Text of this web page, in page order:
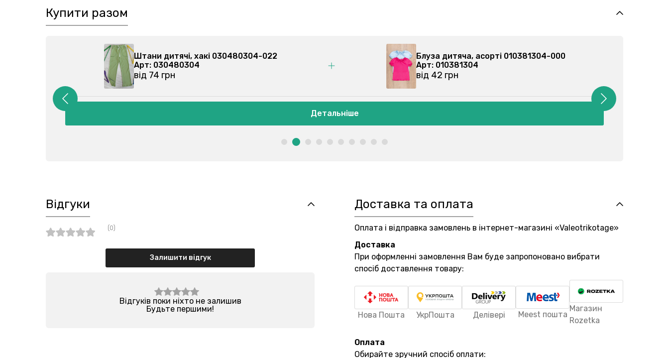
Купити разом
Штани дитячі, хакі 030480304-022
Арт: 030480304
від 74 грн
Блуза дитяча, кремова 010381304-034
Арт: 010381304
від 44 грн
Детальніше
Відгуки
(0)
Залишити відгук
Відгуків поки ніхто не залишив
Будьте першими!
Доставка та оплата
Оплата і відправка замовлень в інтернет-магазині «Valeotrikotage»
Доставка
При оформленні замовлення Вам буде запропоновано вибрати
спосіб доставлення товару:
Нова Пошта УкрПошта Делівері Meest пошта
Магазин
Rozetka
Оплата
Обирайте зручний спосіб оплати: